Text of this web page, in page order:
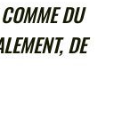
DU
DE